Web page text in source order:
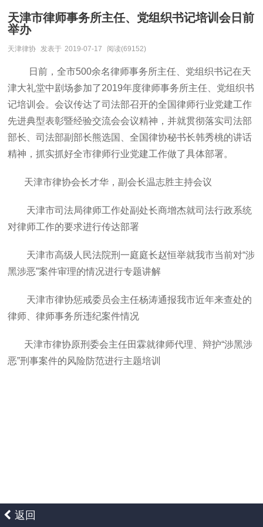
天津市律师事务所主任、党组织书记培训会日前
举办
天津律协 发表于 2019-07-17 阅读(69152)
日前，全市500余名律师事务所主任、党组织书记在天
津大礼堂中剧场参加了2019年度律师事务所主任、党组织书
记培训会。会议传达了司法部召开的全国律师行业党建工作
先进典型表彰暨经验交流会会议精神，并就贯彻落实司法部
部长、司法部副部长熊选国、全国律协秘书长韩秀桃的讲话
精神，抓实抓好全市律师行业党建工作做了具体部署。
天津市律协会长才华，副会长温志胜主持会议
天津市司法局律师工作处副处长商增杰就司法行政系统
对律师工作的要求进行传达部署
天津市高级人民法院刑一庭庭长赵恒举就我市当前对“涉
黑涉恶”案件审理的情况进行专题讲解
天津市律协惩戒委员会主任杨涛通报我市近年来查处的
律师、律师事务所违纪案件情况
天津市律协原刑委会主任田霖就律师代理、辩护“涉黑涉
恶”刑事案件的风险防范进行主题培训
返回